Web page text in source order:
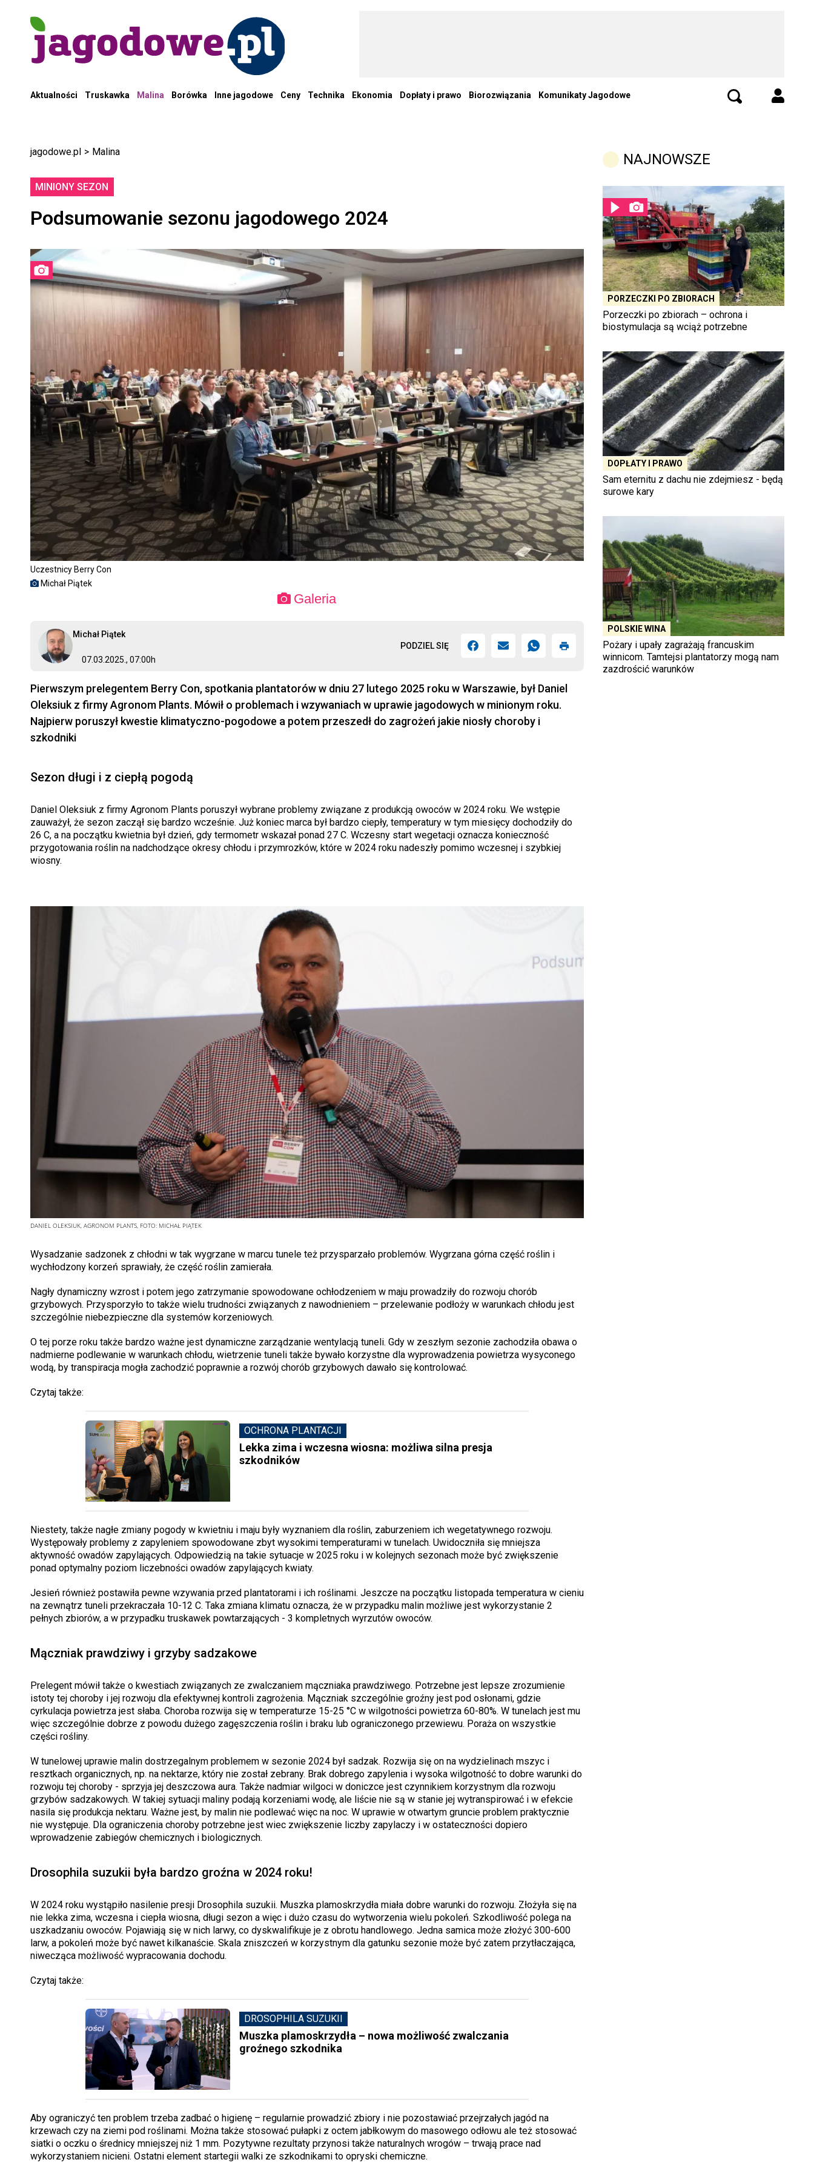
Aktualności Truskawka Malina Borówka Inne jagodowe Ceny Technika Ekonomia Dopłaty i prawo Biorozwiązania Komunikaty Jagodowe
jagodowe.pl > Malina
Uczestnicy Berry Con
Michał Piątek
MINIONY SEZON
Podsumowanie sezonu jagodowego 2024
Galeria
07.03.2025., 07:00h
Michał Piątek
PODZIEL SIĘ
Pierwszym prelegentem Berry Con, spotkania plantatorów w dniu 27 lutego 2025 roku w Warszawie, był Daniel
Oleksiuk z firmy Agronom Plants. Mówił o problemach i wzywaniach w uprawie jagodowych w minionym roku.
Najpierw poruszył kwestie klimatyczno-pogodowe a potem przeszedł do zagrożeń jakie niosły choroby i
szkodniki
Sezon długi i z ciepłą pogodą
Daniel Oleksiuk z firmy Agronom Plants poruszył wybrane problemy związane z produkcją owoców w 2024 roku. We wstępie
zauważył, że sezon zaczął się bardzo wcześnie. Już koniec marca był bardzo ciepły, temperatury w tym miesięcy dochodziły do
26 C, a na początku kwietnia był dzień, gdy termometr wskazał ponad 27 C. Wczesny start wegetacji oznacza konieczność
przygotowania roślin na nadchodzące okresy chłodu i przymrozków, które w 2024 roku nadeszły pomimo wczesnej i szybkiej
wiosny.
DANIEL OLEKSIUK, AGRONOM PLANTS, FOTO: MICHAŁ PIĄTEK
Wysadzanie sadzonek z chłodni w tak wygrzane w marcu tunele też przysparzało problemów. Wygrzana górna część roślin i
wychłodzony korzeń sprawiały, że część roślin zamierała.
Nagły dynamiczny wzrost i potem jego zatrzymanie spowodowane ochłodzeniem w maju prowadziły do rozwoju chorób
grzybowych. Przysporzyło to także wielu trudności związanych z nawodnieniem – przelewanie podłoży w warunkach chłodu jest
szczególnie niebezpieczne dla systemów korzeniowych.
O tej porze roku także bardzo ważne jest dynamiczne zarządzanie wentylacją tuneli. Gdy w zeszłym sezonie zachodziła obawa o
nadmierne podlewanie w warunkach chłodu, wietrzenie tuneli także bywało korzystne dla wyprowadzenia powietrza wysyconego
wodą, by transpiracja mogła zachodzić poprawnie a rozwój chorób grzybowych dawało się kontrolować.
Czytaj także:
OCHRONA PLANTACJI
Lekka zima i wczesna wiosna: możliwa silna presja
szkodników
Niestety, także nagłe zmiany pogody w kwietniu i maju były wyznaniem dla roślin, zaburzeniem ich wegetatywnego rozwoju.
Występowały problemy z zapyleniem spowodowane zbyt wysokimi temperaturami w tunelach. Uwidoczniła się mniejsza
aktywność owadów zapylających. Odpowiedzią na takie sytuacje w 2025 roku i w kolejnych sezonach może być zwiększenie
ponad optymalny poziom liczebności owadów zapylających kwiaty.
Jesień również postawiła pewne wzywania przed plantatorami i ich roślinami. Jeszcze na początku listopada temperatura w cieniu
na zewnątrz tuneli przekraczała 10-12 C. Taka zmiana klimatu oznacza, że w przypadku malin możliwe jest wykorzystanie 2
pełnych zbiorów, a w przypadku truskawek powtarzających - 3 kompletnych wyrzutów owoców.
Mączniak prawdziwy i grzyby sadzakowe
Prelegent mówił także o kwestiach związanych ze zwalczaniem mączniaka prawdziwego. Potrzebne jest lepsze zrozumienie
istoty tej choroby i jej rozwoju dla efektywnej kontroli zagrożenia. Mączniak szczególnie groźny jest pod osłonami, gdzie
cyrkulacja powietrza jest słaba. Choroba rozwija się w temperaturze 15-25 °C w wilgotności powietrza 60-80%. W tunelach jest mu
więc szczególnie dobrze z powodu dużego zagęszczenia roślin i braku lub ograniczonego przewiewu. Poraża on wszystkie
części rośliny.
W tunelowej uprawie malin dostrzegalnym problemem w sezonie 2024 był sadzak. Rozwija się on na wydzielinach mszyc i
resztkach organicznych, np. na nektarze, który nie został zebrany. Brak dobrego zapylenia i wysoka wilgotność to dobre warunki do
rozwoju tej choroby - sprzyja jej deszczowa aura. Także nadmiar wilgoci w doniczce jest czynnikiem korzystnym dla rozwoju
grzybów sadzakowych. W takiej sytuacji maliny podają korzeniami wodę, ale liście nie są w stanie jej wytranspirować i w efekcie
nasila się produkcja nektaru. Ważne jest, by malin nie podlewać więc na noc. W uprawie w otwartym gruncie problem praktycznie
nie występuje. Dla ograniczenia choroby potrzebne jest wiec zwiększenie liczby zapylaczy i w ostateczności dopiero
wprowadzenie zabiegów chemicznych i biologicznych.
Drosophila suzukii była bardzo groźna w 2024 roku!
W 2024 roku wystąpiło nasilenie presji Drosophila suzukii. Muszka plamoskrzydła miała dobre warunki do rozwoju. Złożyła się na
nie lekka zima, wczesna i ciepła wiosna, długi sezon a więc i dużo czasu do wytworzenia wielu pokoleń. Szkodliwość polega na
uszkadzaniu owoców. Pojawiają się w nich larwy, co dyskwalifikuje je z obrotu handlowego. Jedna samica może złożyć 300-600
larw, a pokoleń może być nawet kilkanaście. Skala zniszczeń w korzystnym dla gatunku sezonie może być zatem przytłaczająca,
niwecząca możliwość wypracowania dochodu.
Czytaj także:
DROSOPHILA SUZUKII
Muszka plamoskrzydła – nowa możliwość zwalczania
groźnego szkodnika
Aby ograniczyć ten problem trzeba zadbać o higienę – regularnie prowadzić zbiory i nie pozostawiać przejrzałych jagód na
krzewach czy na ziemi pod roślinami. Można także stosować pułapki z octem jabłkowym do masowego odłowu ale też stosować
siatki o oczku o średnicy mniejszej niż 1 mm. Pozytywne rezultaty przynosi także naturalnych wrogów – trwają prace nad
wykorzystaniem nicieni. Ostatni element startegii walki ze szkodnikami to opryski chemiczne.
NAJNOWSZE
PORZECZKI PO ZBIORACH
Porzeczki po zbiorach – ochrona i
biostymulacja są wciąż potrzebne
DOPŁATY I PRAWO
Sam eternitu z dachu nie zdejmiesz - będą
surowe kary
POLSKIE WINA
Pożary i upały zagrażają francuskim
winnicom. Tamtejsi plantatorzy mogą nam
zazdrościć warunków